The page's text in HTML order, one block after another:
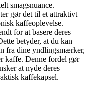
smagsnuance.
gør det til et attraktivt
kaffeoplevelse.
for at basere deres
betyder, at du kan
fra dine yndlingsmærker,
kaffe. Denne fordel gør
at nyde deres
kaffekapsel.